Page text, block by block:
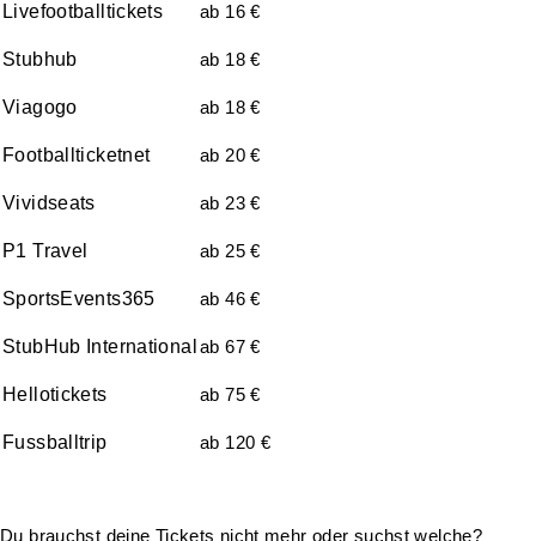
Livefootballtickets ab 16 €
Stubhub ab 18 €
Viagogo ab 18 €
Footballticketnet ab 20 €
Vividseats ab 23 €
P1 Travel ab 25 €
SportsEvents365 ab 46 €
StubHub International ab 67 €
Hellotickets ab 75 €
Fussballtrip ab 120 €
Du brauchst deine Tickets nicht mehr oder suchst welche?